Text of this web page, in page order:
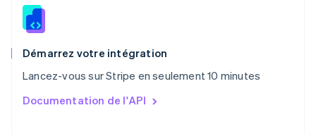
Démarrez votre intégration
Lancez-vous sur Stripe en seulement 10 minutes
Documentation de l'API
Roumanie
Royaume-Uni
English
English简体中文
English